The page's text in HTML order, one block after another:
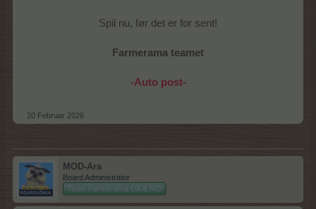
Spil nu, før det er for sent!
Farmerama teamet
-Auto post-
20 Februar 2026
MOD-Ara
Board Administrator
Team Farmerama DA & NO